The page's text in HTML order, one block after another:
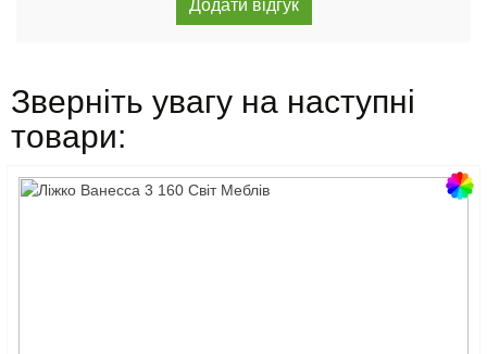
Зверніть увагу на наступні
товари: